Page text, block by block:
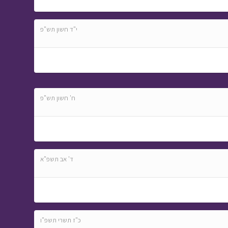
י"ד חשון תש"פ
ח' חשון תש"פ
ד' אב תשפ"א
כ"ז תשרי תשפ"ו